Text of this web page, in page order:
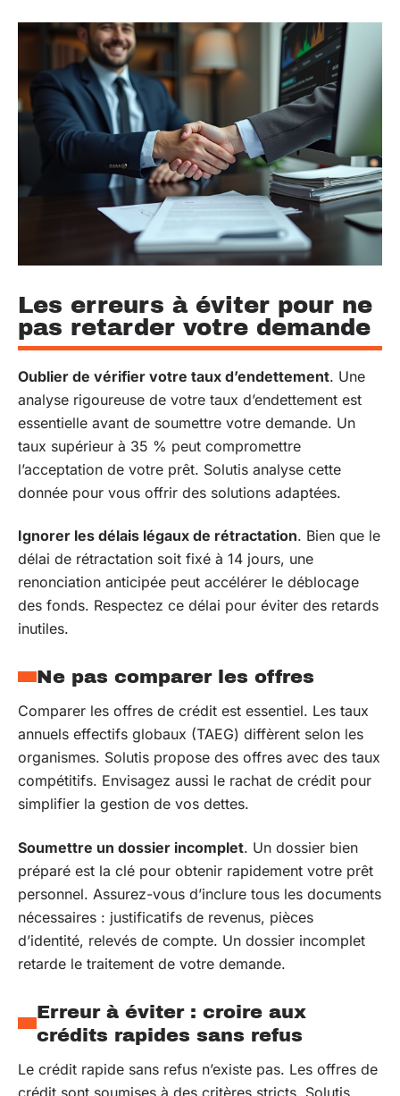
Les erreurs à éviter pour ne
pas retarder votre demande
Oublier de vérifier votre taux d’endettement. Une
analyse rigoureuse de votre taux d’endettement est
essentielle avant de soumettre votre demande. Un
taux supérieur à 35 % peut compromettre
l’acceptation de votre prêt. Solutis analyse cette
donnée pour vous offrir des solutions adaptées.
Ignorer les délais légaux de rétractation. Bien que le
délai de rétractation soit fixé à 14 jours, une
renonciation anticipée peut accélérer le déblocage
des fonds. Respectez ce délai pour éviter des retards
inutiles.
Ne pas comparer les offres
Comparer les offres de crédit est essentiel. Les taux
annuels effectifs globaux (TAEG) diffèrent selon les
organismes. Solutis propose des offres avec des taux
compétitifs. Envisagez aussi le rachat de crédit pour
simplifier la gestion de vos dettes.
Soumettre un dossier incomplet. Un dossier bien
préparé est la clé pour obtenir rapidement votre prêt
personnel. Assurez-vous d’inclure tous les documents
nécessaires : justificatifs de revenus, pièces
d’identité, relevés de compte. Un dossier incomplet
retarde le traitement de votre demande.
Erreur à éviter : croire aux
crédits rapides sans refus
Le crédit rapide sans refus n’existe pas. Les offres de
crédit sont soumises à des critères stricts. Solutis